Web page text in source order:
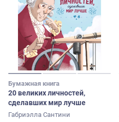
Бумажная книга
20 великих личностей,
сделавших мир лучше
Габриэлла Сантини